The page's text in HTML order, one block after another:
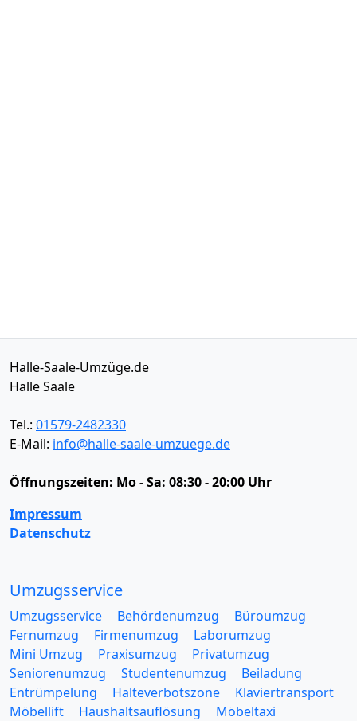
Halle-Saale-Umzüge.de
Halle Saale
Tel.: 01579-2482330
E-Mail: info@halle-saale-umzuege.de
Öffnungszeiten: Mo - Sa: 08:30 - 20:00 Uhr
Impressum
Datenschutz
Umzugsservice
Umzugsservice Behördenumzug
Büroumzug
Fernumzug
Firmenumzug
Laborumzug
Mini Umzug
Praxisumzug
Privatumzug
Seniorenumzug
Studentenumzug
Beiladung
Entrümpelung
Halteverbotszone
Klaviertransport
Möbellift
Haushaltsauflösung
Möbeltaxi